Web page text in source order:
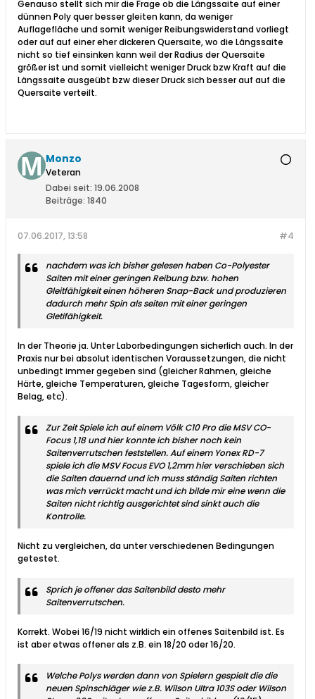
Genauso stellt sich mir die Frage ob die Längssaite auf einer
dünnen Poly quer besser gleiten kann, da weniger
Auflagefläche und somit weniger Reibungswiderstand vorliegt
oder auf auf einer eher dickeren Quersaite, wo die Längssaite
nicht so tief einsinken kann weil der Radius der Quersaite
größer ist und somit vielleicht weniger Druck bzw Kraft auf die
Längssaite ausgeübt bzw dieser Druck sich besser auf auf die
Quersaite verteilt.
Monzo
Veteran
Dabei seit: 19.06.2008
Beiträge: 1840
#4
07.06.2017, 13:58
nachdem was ich bisher gelesen haben Co-Polyester
Saiten mit einer geringen Reibung bzw. hohen
Gleitfähigkeit einen höheren Snap-Back und produzieren
dadurch mehr Spin als seiten mit einer geringen
Gletifähigkeit.
In der Theorie ja. Unter Laborbedingungen sicherlich auch. In der
Praxis nur bei absolut identischen Voraussetzungen, die nicht
unbedingt immer gegeben sind (gleicher Rahmen, gleiche
Härte, gleiche Temperaturen, gleiche Tagesform, gleicher
Belag, etc).
Zur Zeit Spiele ich auf einem Völk C10 Pro die MSV CO-
Focus 1,18 und hier konnte ich bisher noch kein
Saitenverrutschen feststellen. Auf einem Yonex RD-7
spiele ich die MSV Focus EVO 1,2mm hier verschieben sich
die Saiten dauernd und ich muss ständig Saiten richten
was mich verrückt macht und ich bilde mir eine wenn die
Saiten nicht richtig ausgerichtet sind sinkt auch die
Kontrolle.
Nicht zu vergleichen, da unter verschiedenen Bedingungen
getestet.
Sprich je offener das Saitenbild desto mehr
Saitenverrutschen.
Korrekt. Wobei 16/19 nicht wirklich ein offenes Saitenbild ist. Es
ist aber etwas offener als z.B. ein 18/20 oder 16/20.
Welche Polys werden dann von Spielern gespielt die die
neuen Spinschläger wie z.B. Wilson Ultra 103S oder Wilson